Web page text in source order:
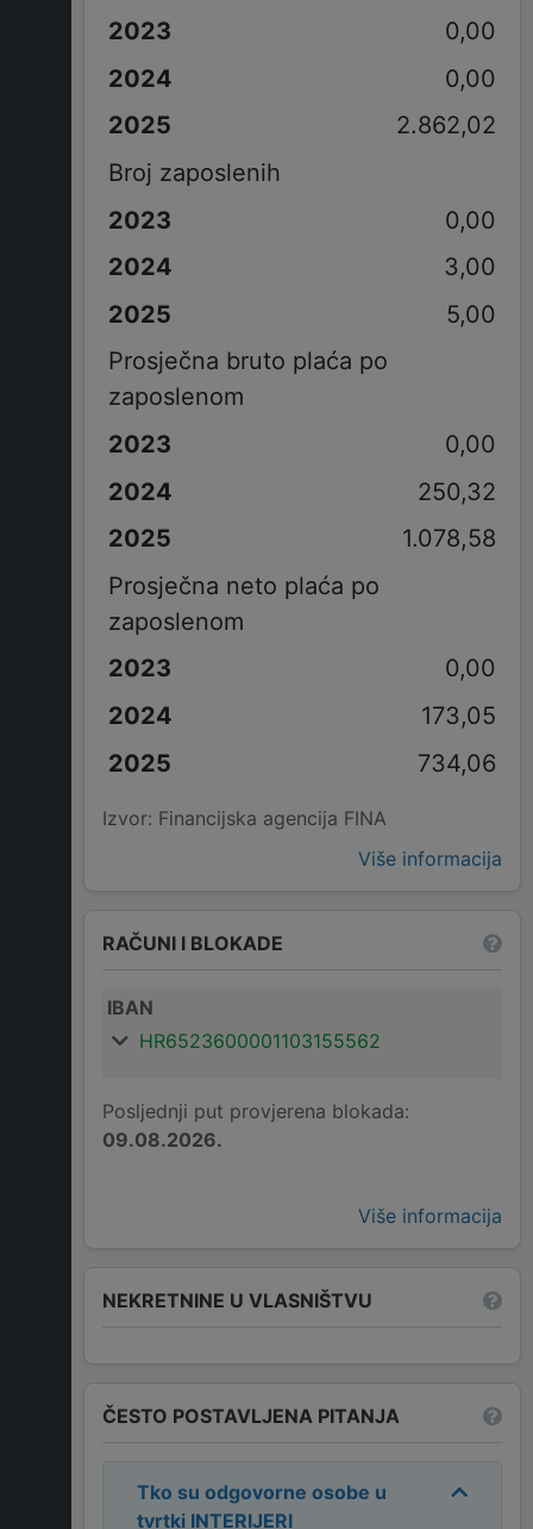
0,00
0,00
2.862,02
Broj zaposlenih
0,00
3,00
5,00
Prosječna bruto plaća po
zaposlenom
0,00
250,32
1.078,58
Prosječna neto plaća po
zaposlenom
0,00
173,05
734,06
Izvor: Financijska agencija FINA
Više informacija
RAČUNI I BLOKADE
IBAN
HR6523600001103155562
Posljednji put provjerena blokada:
09.08.2026.
Više informacija
NEKRETNINE U VLASNIŠTVU
ČESTO POSTAVLJENA PITANJA
Tko su odgovorne osobe u
tvrtki INTERIJERI